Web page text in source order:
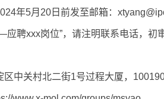
年5月20日 前发至邮箱：
聘xxx岗位”，请注明联系电话，初
区中关村北二街1号过程大厦，